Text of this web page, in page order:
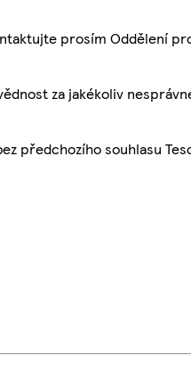
prosím Oddělení
za jakékoliv
předchozího souhlasu